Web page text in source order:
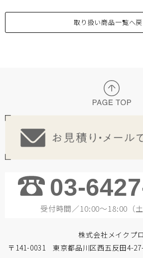
取り扱い商品一覧へ戻
03-
受付時間／10:00～18:00（土
株式会社メイクプロ
〒141-0031 東京都品川区西五反田4-